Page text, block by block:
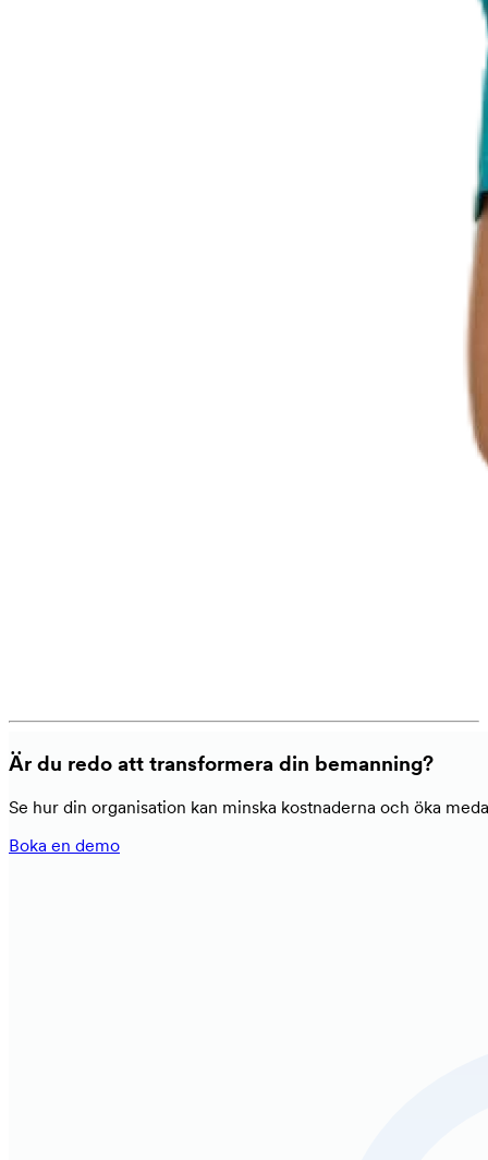
Är du redo att transformera din bemanning?
Se hur din organisation kan minska kostnaderna och öka
Boka en demo